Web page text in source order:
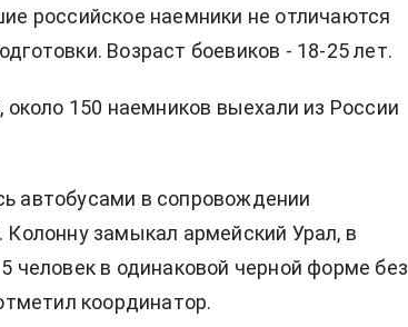
российское наемники не отличаются
Возраст боевиков - 18-25 лет.
150 наемников выехали из России
автобусами в сопровождении
замыкал армейский Урал, в
человек в одинаковой черной форме без
координатор.